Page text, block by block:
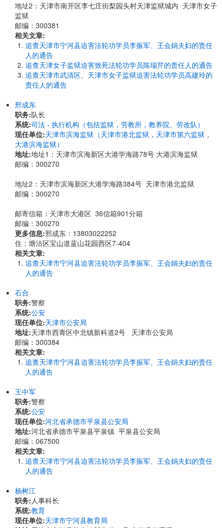
地址2：天津市南开区李七庄街梨园头村天津监狱城内 天津市女子
监狱
邮编：300381
相关文章:
追查天津市宁河县迫害法轮功学员李振军、王会娟夫妇的责任
人的通告
追查天津女子监狱迫害致死法轮功学员陈瑞芹的责任人的通告
追查天津市武清区、天津市女子监狱迫害法轮功学员高建玲的
责任人的通告
邢成东
职务:队长
系统:司法 - 执行机构（包括监狱，劳教所，教养院、劳改队）
现任单位:天津市滨海监狱（天津市港北监狱，天津市第六监狱，
大港滨海监狱）
地址:地址1：天津市滨海新区大港学海路78号 大港滨海监狱
邮编：300270
地址2：天津市滨海新区大港学海路384号 天津市港北监狱
邮编：300270
邮寄信箱：天津市大港区 36信箱901分箱
邮编：300270
更多信息:邢成东：13803022252
住：塘沽区宝山道蓝山花园西区7-404
相关文章:
追查天津市宁河县迫害法轮功学员李振军、王会娟夫妇的责任
人的通告
石合
职务:警察
系统:公安
现任单位:天津市公安局
地址:天津市西青区中北镇新科道2号 天津市公安局
邮编：300384
相关文章:
追查天津市宁河县迫害法轮功学员李振军、王会娟夫妇的责任
人的通告
王中军
职务:警察
系统:公安
现任单位:河北省承德市平泉县公安局
地址:河北省承德市平泉县平泉镇 平泉县公安局
邮编：067500
相关文章:
追查天津市宁河县迫害法轮功学员李振军、王会娟夫妇的责任
人的通告
杨树江
职务:人事科长
系统:教育
现任单位:天津市宁河县教育局